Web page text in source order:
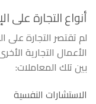
أنواع التجارة على
لم تقتصر التجارة
الأعمال التجارية
بين تلك المعاملات:
الاستشارات النفسية